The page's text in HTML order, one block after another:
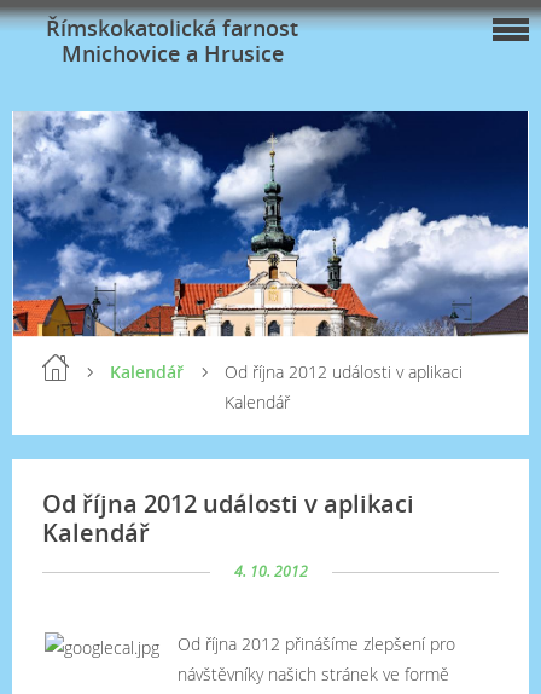
Římskokatolická farnost
Mnichovice a Hrusice
Kalendář
Od října 2012 události v aplikaci
Kalendář
Od října 2012 události v aplikaci
Kalendář
4. 10. 2012
Od října 2012 přinášíme zlepšení pro
návštěvníky našich stránek ve formě